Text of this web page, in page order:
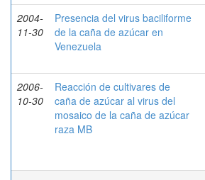
2004-
11-30
Presencia del virus baciliforme
de la caña de azúcar en
Venezuela
2006-
10-30
Reacción de cultivares de
caña de azúcar al virus del
mosaico de la caña de azúcar
raza MB